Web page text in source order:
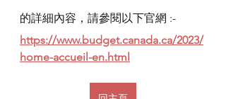
的詳細內容，請參閱以下官網 :-
https://www.budget.canada.ca/2023/
home-accueil-en.html